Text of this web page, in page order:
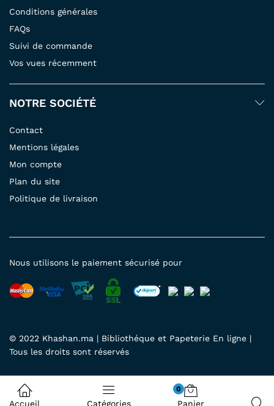
Conditions générales
FAQs
Suivi de commande
Vos vues récemment
NOTRE SOCIÉTÉ
Contact
Mentions légales
Mon compte
Plan du site
Politique de livraison
© 2022 Khashan.ma | Bibliothéque et Papeterie En ligne |
Tous les droits sont réservés
Nous utilisons le paiement sécurisé pour
Accueil Catégories
0
Panier